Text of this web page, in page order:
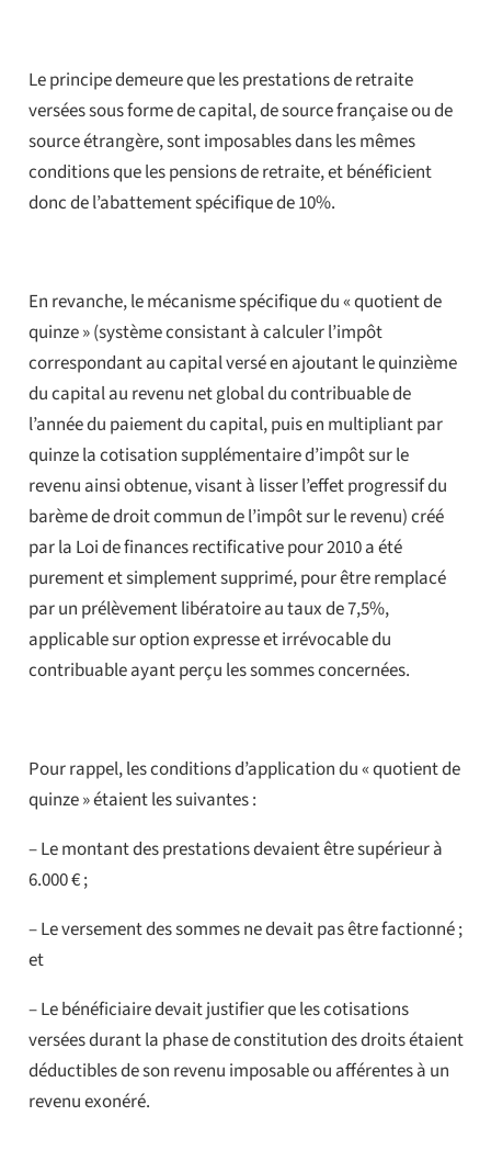
Le principe demeure que les prestations de retraite
versées sous forme de capital, de source française ou de
source étrangère, sont imposables dans les mêmes
conditions que les pensions de retraite, et bénéficient
donc de l’abattement spécifique de 10%.
En revanche, le mécanisme spécifique du « quotient de
quinze » (système consistant à calculer l’impôt
correspondant au capital versé en ajoutant le quinzième
du capital au revenu net global du contribuable de
l’année du paiement du capital, puis en multipliant par
quinze la cotisation supplémentaire d’impôt sur le
revenu ainsi obtenue, visant à lisser l’effet progressif du
barème de droit commun de l’impôt sur le revenu) créé
par la Loi de finances rectificative pour 2010 a été
purement et simplement supprimé, pour être remplacé
par un prélèvement libératoire au taux de 7,5%,
applicable sur option expresse et irrévocable du
contribuable ayant perçu les sommes concernées.
Pour rappel, les conditions d’application du « quotient de
quinze » étaient les suivantes :
– Le montant des prestations devaient être supérieur à
6.000 € ;
– Le versement des sommes ne devait pas être factionné ;
et
– Le bénéficiaire devait justifier que les cotisations
versées durant la phase de constitution des droits étaient
déductibles de son revenu imposable ou afférentes à un
revenu exonéré.